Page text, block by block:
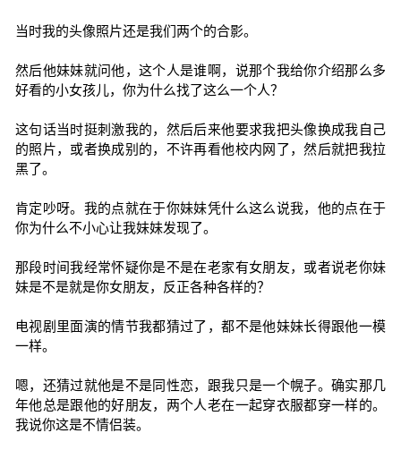
当时我的头像照片还是我们两个的合影。
然后他妹妹就问他，这个人是谁啊，说那个我给你介绍那么多
好看的小女孩儿，你为什么找了这么一个人？
这句话当时挺刺激我的，然后后来他要求我把头像换成我自己
的照片，或者换成别的，不许再看他校内网了，然后就把我拉
黑了。
肯定吵呀。我的点就在于你妹妹凭什么这么说我，他的点在于
你为什么不小心让我妹妹发现了。
那段时间我经常怀疑你是不是在老家有女朋友，或者说老你妹
妹是不是就是你女朋友，反正各种各样的？
电视剧里面演的情节我都猜过了，都不是他妹妹长得跟他一模
一样。
嗯，还猜过就他是不是同性恋，跟我只是一个幌子。确实那几
年他总是跟他的好朋友，两个人老在一起穿衣服都穿一样的。
我说你这是不情侣装。